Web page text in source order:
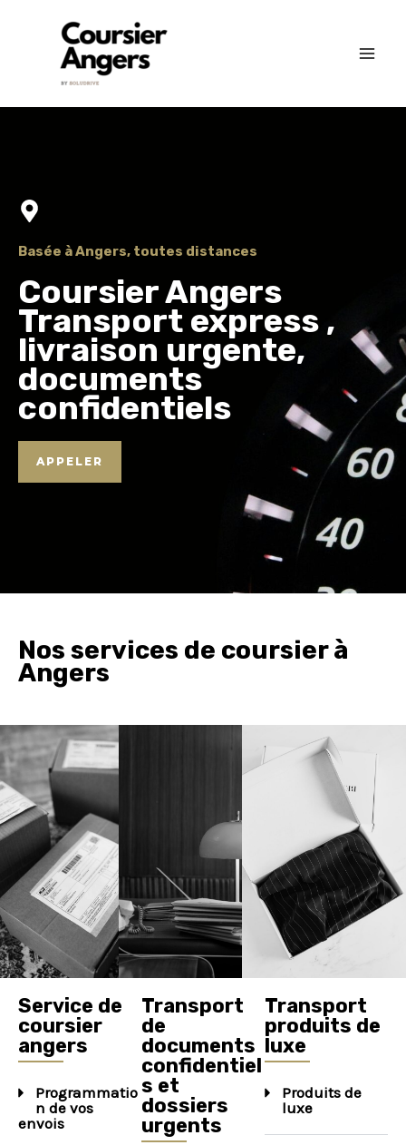
Basée à Angers, toutes distances
Coursier Angers
Transport express ,
livraison urgente,
documents
confidentiels
APPELER
Nos services de coursier à
Angers
Service de
coursier
angers
Programmatio
n de vos
envois
Transport
de
documents
confidentiel
s et
dossiers
urgents
Transport
produits de
luxe
Produits de
luxe